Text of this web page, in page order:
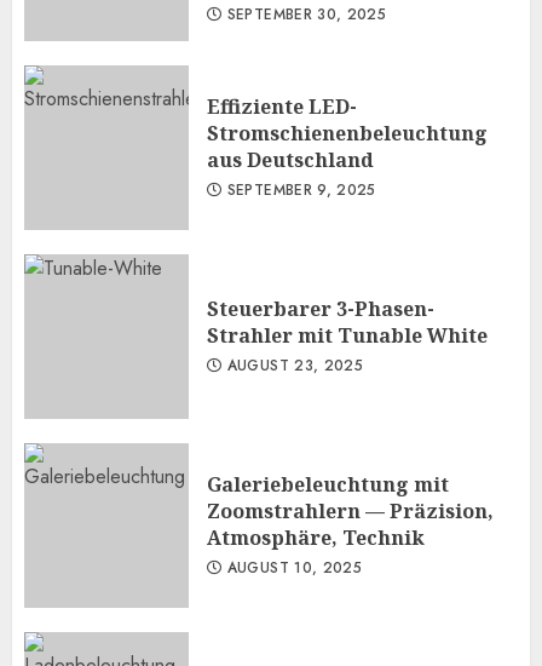
SEPTEMBER 30, 2025
Effiziente LED-
Stromschienenbeleuchtung
aus Deutschland
SEPTEMBER 9, 2025
Steuerbarer 3-Phasen-
Strahler mit Tunable White
AUGUST 23, 2025
Galeriebeleuchtung mit
Zoomstrahlern — Präzision,
Atmosphäre, Technik
AUGUST 10, 2025